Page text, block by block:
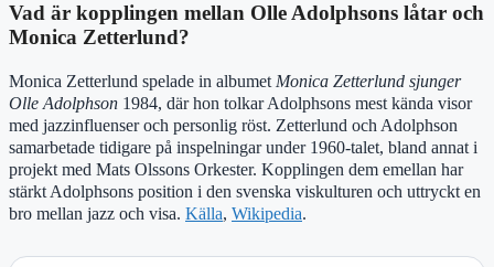
Vad är kopplingen mellan Olle Adolphsons låtar och
Monica Zetterlund?
Monica Zetterlund spelade in albumetMonica Zetterlund sjunger
Olle Adolphson 1984, där hon tolkar Adolphsons mest kända visor
med jazzinfluenser och personlig röst. Zetterlund och Adolphson
samarbetade tidigare på inspelningar under 1960-talet, bland annat i
projekt med Mats Olssons Orkester. Kopplingen dem emellan har
stärkt Adolphsons position i den svenska viskulturen och uttryckt en
bro mellan jazz och visa. Källa, Wikipedia.